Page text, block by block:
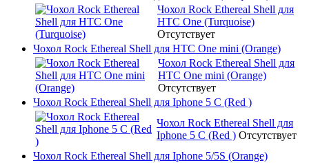
Чохол Rock Ethereal Shell для
HTC One (Turquoise)
Отсутствует
Чохол Rock Ethereal Shell для HTC One mini (Orange)
Чохол Rock Ethereal Shell для
HTC One mini (Orange)
Отсутствует
Чохол Rock Ethereal Shell для Iphone 5 C (Red )
Чохол Rock Ethereal Shell для
Iphone 5 C (Red ) Отсутствует
Чохол Rock Ethereal Shell для Iphone 5/5S (Orange)